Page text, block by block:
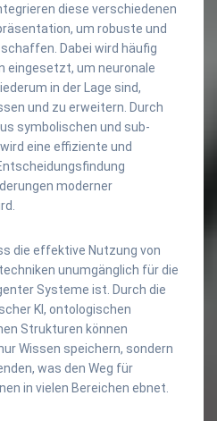
diese verschiedenen
um robuste und
Dabei wird häufig
eingesetzt, um neuronale
in der Lage sind,
und zu erweitern. Durch
symbolischen und sub-
eine effiziente und
moderner
die effektive Nutzung von
unumgänglich für die
Systeme ist. Durch die
KI, ontologischen
Strukturen können
Wissen speichern, sondern
was den Weg für
in vielen Bereichen ebnet.